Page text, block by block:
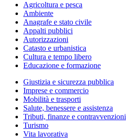
Agricoltura e pesca
Ambiente
Anagrafe e stato civile
Appalti pubblici
Autorizzazioni
Catasto e urbanistica
Cultura e tempo libero
Educazione e formazione
Giustizia e sicurezza pubblica
Imprese e commercio
Mobilità e trasporti
Salute, benessere e assistenza
Tributi, finanze e contravvenzioni
Turismo
Vita lavorativa